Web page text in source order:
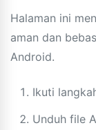
Halaman ini
aman dan
Android.
Ikuti
Unduh file